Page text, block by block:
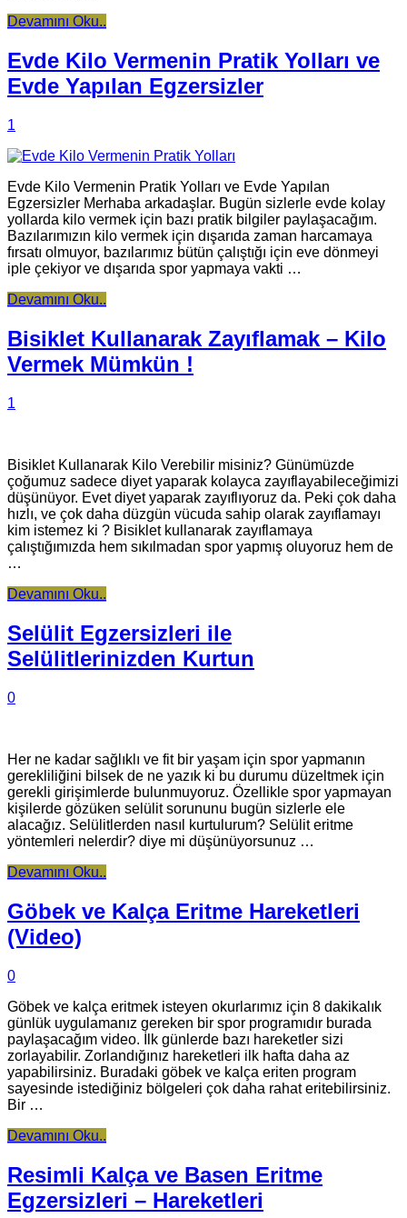
Devamını Oku..
Evde Kilo Vermenin Pratik Yolları ve
Evde Yapılan Egzersizler
1
Evde Kilo Vermenin Pratik Yolları ve Evde Yapılan
Egzersizler Merhaba arkadaşlar. Bugün sizlerle evde kolay
yollarda kilo vermek için bazı pratik bilgiler paylaşacağım.
Bazılarımızın kilo vermek için dışarıda zaman harcamaya
fırsatı olmuyor, bazılarımız bütün çalıştığı için eve dönmeyi
iple çekiyor ve dışarıda spor yapmaya vakti …
Devamını Oku..
Bisiklet Kullanarak Zayıflamak – Kilo
Vermek Mümkün !
1
Bisiklet Kullanarak Kilo Verebilir misiniz? Günümüzde
çoğumuz sadece diyet yaparak kolayca zayıflayabileceğimizi
düşünüyor. Evet diyet yaparak zayıflıyoruz da. Peki çok daha
hızlı, ve çok daha düzgün vücuda sahip olarak zayıflamayı
kim istemez ki ? Bisiklet kullanarak zayıflamaya
çalıştığımızda hem sıkılmadan spor yapmış oluyoruz hem de
…
Devamını Oku..
Selülit Egzersizleri ile
Selülitlerinizden Kurtun
0
Her ne kadar sağlıklı ve fit bir yaşam için spor yapmanın
gerekliliğini bilsek de ne yazık ki bu durumu düzeltmek için
gerekli girişimlerde bulunmuyoruz. Özellikle spor yapmayan
kişilerde gözüken selülit sorununu bugün sizlerle ele
alacağız. Selülitlerden nasıl kurtulurum? Selülit eritme
yöntemleri nelerdir? diye mi düşünüyorsunuz …
Devamını Oku..
Göbek ve Kalça Eritme Hareketleri
(Video)
0
Göbek ve kalça eritmek isteyen okurlarımız için 8 dakikalık
günlük uygulamanız gereken bir spor programıdır burada
paylaşacağım video. İlk günlerde bazı hareketler sizi
zorlayabilir. Zorlandığınız hareketleri ilk hafta daha az
yapabilirsiniz. Buradaki göbek ve kalça eriten program
sayesinde istediğiniz bölgeleri çok daha rahat eritebilirsiniz.
Bir …
Devamını Oku..
Resimli Kalça ve Basen Eritme
Egzersizleri – Hareketleri